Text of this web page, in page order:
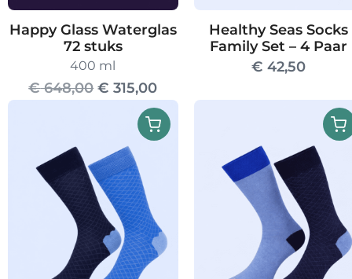
Happy Glass Waterglas
72 stuks
400 ml
€648,00 Oorspronkelijke
€ 648,00.
€ 315,00Huidige
prijs
is:
Healthy Seas Socks
Family Set – 4 Paar
€ 42,50